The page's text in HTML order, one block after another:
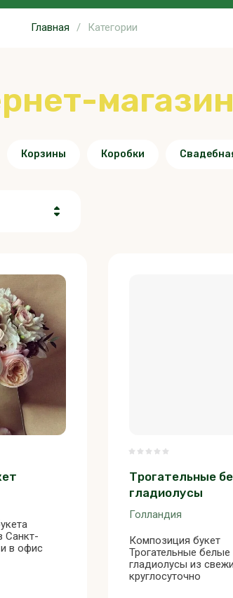
Главная / Категории
Корзины Коробки
А
Я
Санкт-
в офис
Трогательные
гладиолусы
Голландия
Композиция букет
Трогательные белые
гладиолусы из
круглосуточно